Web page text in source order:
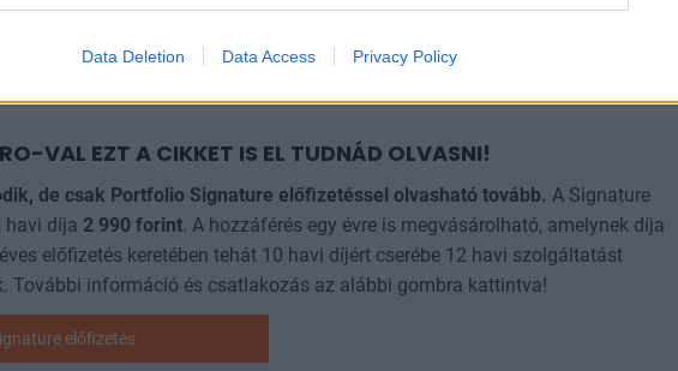
Data Deletion Data Access Privacy Policy
az IEA éves jelentéseiben szereplő, a teljes primer energiaigényre
nagyrészt az ésszerű előrejelzési hibahatáron belül maradnak.
VAL EZT A CIKKET IS EL TUDNÁD OLVASNI!
de csak Portfolio Signature előfizetéssel olvasható tovább. A Signature
havi díja 2 990 forint. A hozzáférés egy évre is megvásárolható, amelynek díja
előfizetés keretében tehát 10 havi díjért cserébe 12 havi szolgáltatást
További információ és csatlakozás az alábbi gombra kattintva!
előfizetés